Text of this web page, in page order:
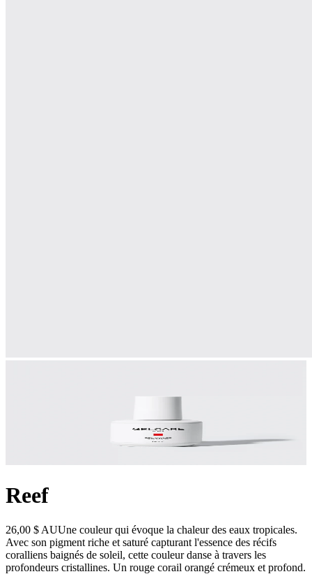
Reef
26,00 $ AUUne couleur qui évoque la chaleur des eaux tropicales.
Avec son pigment riche et saturé capturant l'essence des récifs
coralliens baignés de soleil, cette couleur danse à travers les
profondeurs cristallines. Un rouge corail orangé crémeux et profond.